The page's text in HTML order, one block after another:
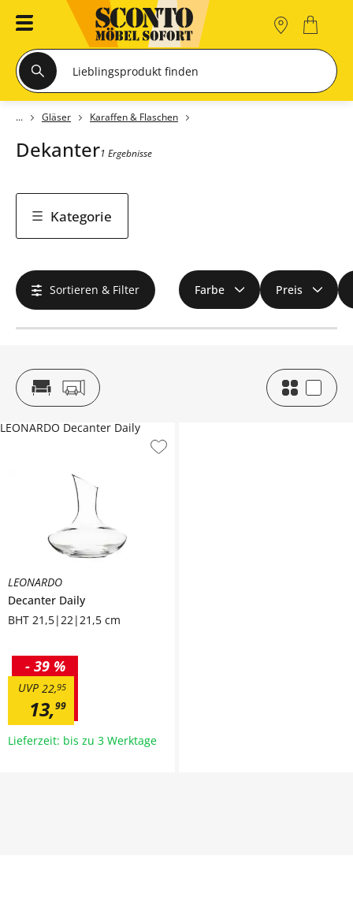
Gläser Karaffen & Flaschen
Dekanter1 Ergebnisse
Kategorie
Sortieren & Filter Farbe Preis
LEONARDO
Decanter Daily
BHT 21,5|22|21,5 cm
13,99
22,95
UVP
- 39 %
LEONARDO Decanter Daily
Lieferzeit: bis zu 3 Werktage